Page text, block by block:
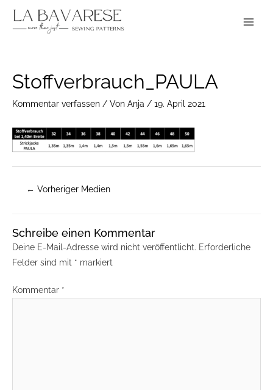
Inhalt
Stoffverbrauch_PAULA
Kommentar verfassen / Von Anja / 19. April 2021
navigation
← Vorheriger Medien
Schreibe einen Kommentar
Deine E-Mail-Adresse wird nicht veröffentlicht. Erforderliche
Felder sind mit * markiert
Kommentar *